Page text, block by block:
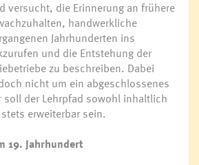
versucht, die Erinnerung an frühere
handwerkliche
Jahrhunderten ins
und die Entstehung der
zu beschreiben. Dabei
nicht um ein abgeschlossenes
der Lehrpfad sowohl inhaltlich
erweiterbar sein.
19. Jahrhundert